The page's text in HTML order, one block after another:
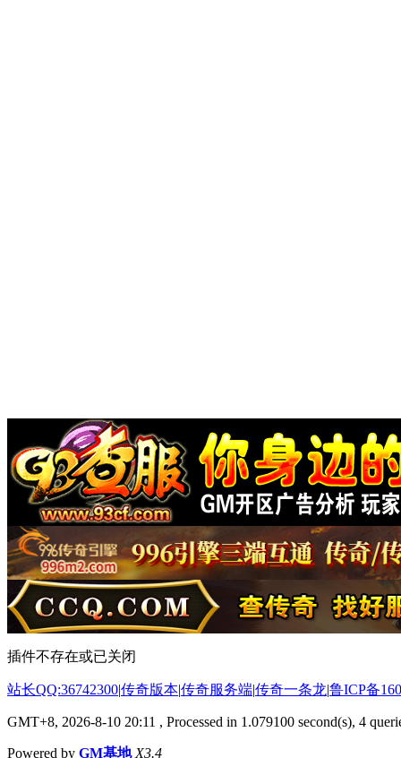
插件不存在或已关闭
站长QQ:36742300|传奇版本|传奇服务端|传奇一条龙|鲁ICP备
GMT+8, 2026-8-10 20:11 , Processed in 1.079100 second(s), 4
Powered by GM基地 X3.4